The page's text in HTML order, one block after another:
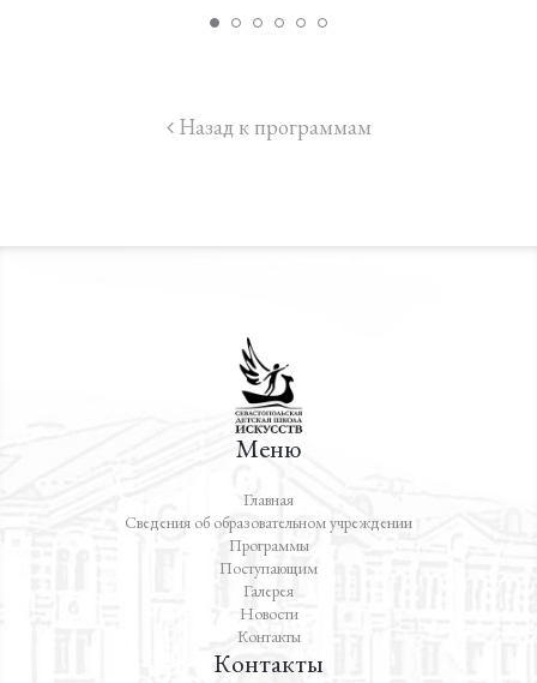
icon
Назад к программам
Меню
Главная
Сведения об образовательном учреждении
Программы
Поступающим
Галерея
Новости
Контакты
Контакты